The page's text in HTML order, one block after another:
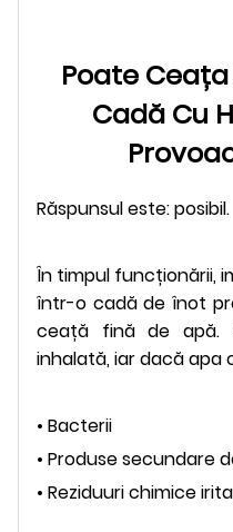
Poate
Cadă Cu
Răspunsul este: posibil.
În timpul funcționării,
într-o cadă de înot
ceață fină de apă.
inhalată, iar dacă apa
• Bacterii
• Produse secundare
• Reziduuri chimice